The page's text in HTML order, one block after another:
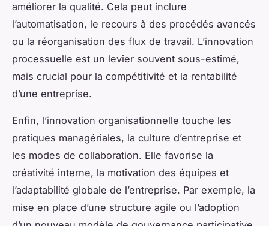
améliorer la qualité. Cela peut inclure
l’automatisation, le recours à des procédés avancés
ou la réorganisation des flux de travail. L’innovation
processuelle est un levier souvent sous-estimé,
mais crucial pour la compétitivité et la rentabilité
d’une entreprise.
Enfin, l’innovation organisationnelle touche les
pratiques managériales, la culture d’entreprise et
les modes de collaboration. Elle favorise la
créativité interne, la motivation des équipes et
l’adaptabilité globale de l’entreprise. Par exemple, la
mise en place d’une structure agile ou l’adoption